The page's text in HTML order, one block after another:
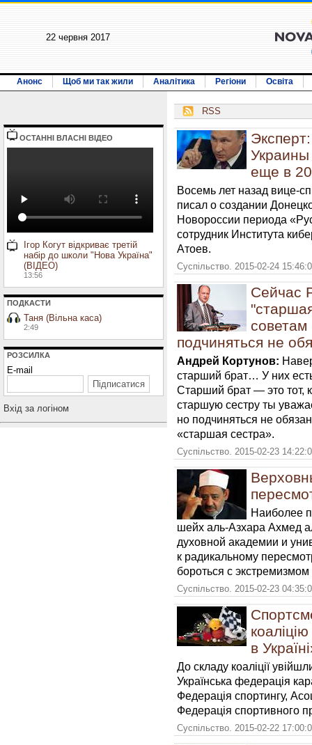
22 червня 2017
Анонс Щоб ми так жили Аналітика Регіони Освіта
ОСТАННI ВЛАСНI ВIДЕО
Ігор Когут відкриває третій
набір до школи "Нова Україна"
(ВІДЕО)
13:56
ПОДКАСТИ
Таня (Вільна каса)
2:49
РОЗСИЛКА
E-mail
Вхiд за логiном
RSS
еще в
Восемь лет назад вице-
писал о создании
Новороссии периода
сотрудник Института
Атоев.
Суспільство. 2015-02-24
Сейчас
подчиняться не
Андрей Кортунов:
старший брат… У них
Старший брат — это тот,
старшую сестру ты
но подчиняться не
«старшая сестра».
Суспільство. 2015-02-23
Наиболее
шейх аль-Азхара Ахмед
духовной академии и
к радикальному
бороться с
Суспільство. 2015-02-23
в
До складу коаліції
Українська федерація
Федерація спортингу,
Федерація спортивного
Суспільство. 2015-02-22